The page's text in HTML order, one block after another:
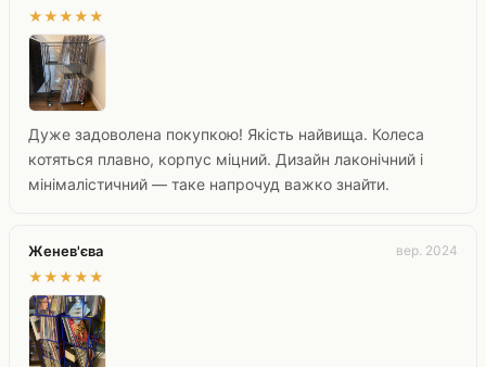
★★★★★
Дуже задоволена покупкою! Якість найвища. Колеса
котяться плавно, корпус міцний. Дизайн лаконічний і
мінімалістичний — таке напрочуд важко знайти.
Женев'єва вер. 2024
★★★★★